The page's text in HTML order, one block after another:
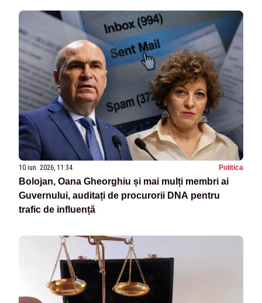
10 iun. 2026, 11:34 Politica
Bolojan, Oana Gheorghiu și mai mulți membri ai
Guvernului, auditați de procurorii DNA pentru
trafic de influență